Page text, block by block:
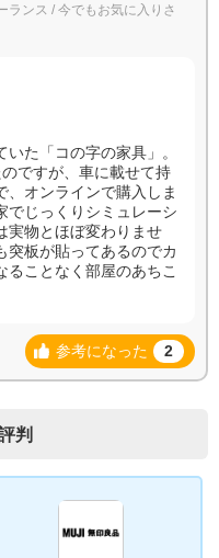
ランス / 今でもお気に入りさ
た「コの字の家具」。
ですが、車に載せて持
、オンラインで購入しま
でじっくりシミュレーシ
実物とほぼ変わりませ
突板が貼ってあるのでカ
ることなく部屋のあちこ
参考になった 2
判